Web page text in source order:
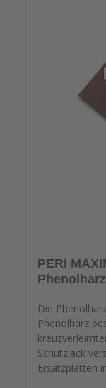
PERI
Phenolharz
Die
Phenolharz
Schutzlack
Ersatzplatten